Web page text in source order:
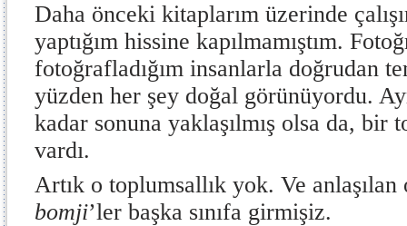
Daha önceki kitaplarım üzerinde
yaptığım hissine kapılmamıştım.
fotoğrafladığım insanlarla doğrudan
yüzden her şey doğal görünüyordu.
kadar sonuna yaklaşılmış olsa da, bir
vardı.
Artık o toplumsallık yok. Ve anlaşılan
bomji’ler başka sınıfa girmişiz.